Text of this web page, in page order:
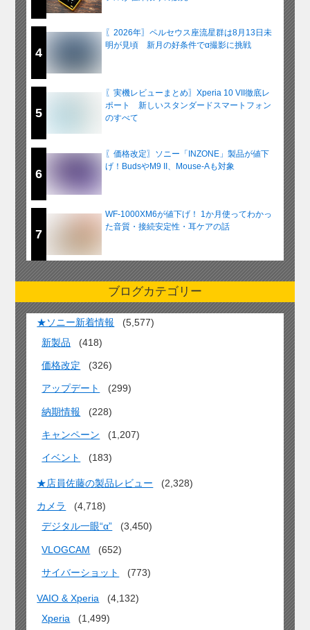
4
〖2026年〗ペルセウス座流星群は8月13日未
明が見頃 新月の好条件でα撮影に挑戦
5
〖実機レビューまとめ〗Xperia 10 VII徹底レ
ポート 新しいスタンダードスマートフォン
のすべて
6
〖価格改定〗ソニー「INZONE」製品が値下
げ！BudsやM9 II、Mouse-Aも対象
7
WF-1000XM6が値下げ！ 1か月使ってわかっ
た音質・接続安定性・耳ケアの話
ブログカテゴリー
★ソニー新着情報
(5,577)
新製品
(418)
価格改定 (326)
アップデート (299)
納期情報 (228)
キャンペーン (1,207)
イベント (183)
★店員佐藤の製品レビュー (2,328)
カメラ
(4,718)
デジタル一眼“α”
(3,450)
VLOGCAM (652)
サイバーショット (773)
VAIO & Xperia
(4,132)
Xperia
(1,499)